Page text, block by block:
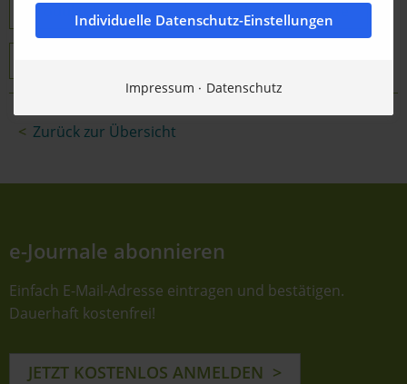
Produktübersicht Ausschreibungstexte
Zurück zur Übersicht
e-Journale abonnieren
Einfach E-Mail-Adresse eintragen und bestätigen.
Dauerhaft kostenfrei!
JETZT KOSTENLOS ANMELDEN
Individuelle Datenschutz-Einstellungen
Impressum Datenschutz